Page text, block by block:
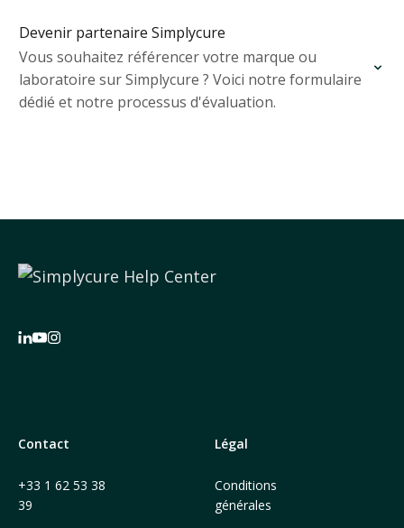
Devenir partenaire Simplycure
Vous souhaitez référencer votre marque ou
laboratoire sur Simplycure ? Voici notre formulaire
dédié et notre processus d'évaluation.
Contact
+33 1 62 53 38
39
Légal
Conditions
générales